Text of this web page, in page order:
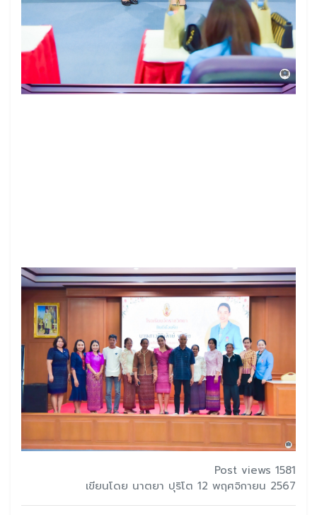
Post views 1581
เขียนโดย นาตยา ปุริโต 12 พฤศจิกายน 2567